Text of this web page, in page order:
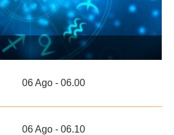
06 Ago - 06.00
06 Ago - 06.10